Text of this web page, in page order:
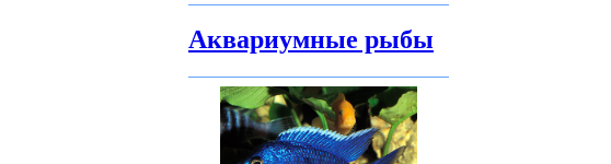
Аквариумные рыбы